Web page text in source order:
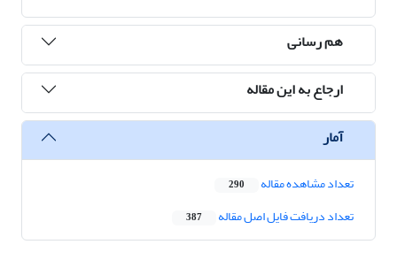
هم رسانی
ارجاع به این مقاله
آمار
تعداد مشاهده مقاله 290
تعداد دریافت فایل اصل مقاله 387